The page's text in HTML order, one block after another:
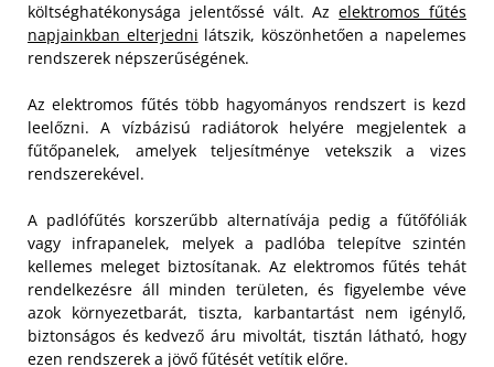
költséghatékonysága jelentőssé vált. Azelektromos fűtés
napjainkban elterjedni látszik, köszönhetően a napelemes
rendszerek népszerűségének.
Az elektromos fűtés több hagyományos rendszert is kezd
leelőzni. A vízbázisú radiátorok helyére megjelentek a
fűtőpanelek, amelyek teljesítménye vetekszik a vizes
rendszerekével.
A padlófűtés korszerűbb alternatívája pedig a fűtőfóliák
vagy infrapanelek, melyek a padlóba telepítve szintén
kellemes meleget biztosítanak. Az elektromos fűtés tehát
rendelkezésre áll minden területen, és figyelembe véve
azok környezetbarát, tiszta, karbantartást nem igénylő,
biztonságos és kedvező áru mivoltát, tisztán látható, hogy
ezen rendszerek a jövő fűtését vetítik előre.